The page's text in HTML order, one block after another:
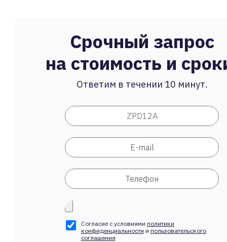
Срочный запрос
на стоимость и
Ответим в течении 10 минут.
Согласие с условиями политики
конфиденциальности и пользовательского
соглашения